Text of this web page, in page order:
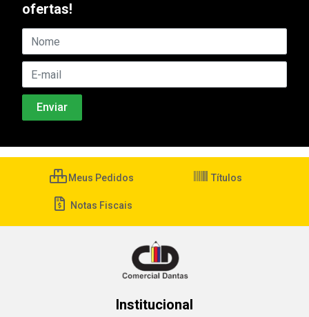
ofertas!
Meus Pedidos Títulos
Notas Fiscais
Institucional